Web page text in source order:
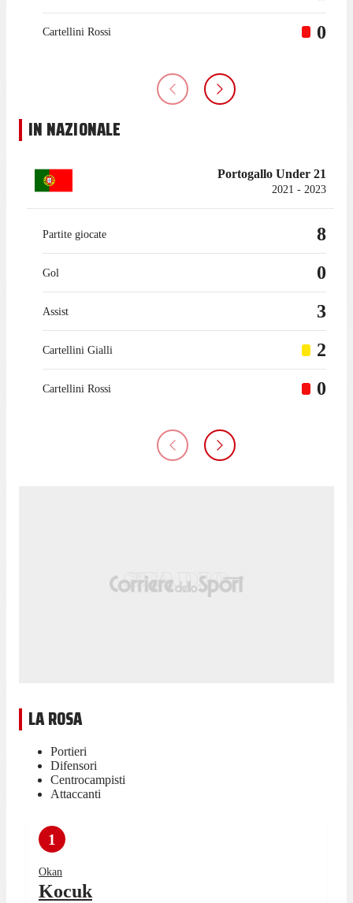
Cartellini Rossi 0
IN NAZIONALE
Portogallo Under 21
2021 - 2023
Partite giocate 8
Gol 0
Assist 3
Cartellini Gialli 2
Cartellini Rossi 0
LA ROSA
Portieri
Difensori
Centrocampisti
Attaccanti
1
Okan
Kocuk